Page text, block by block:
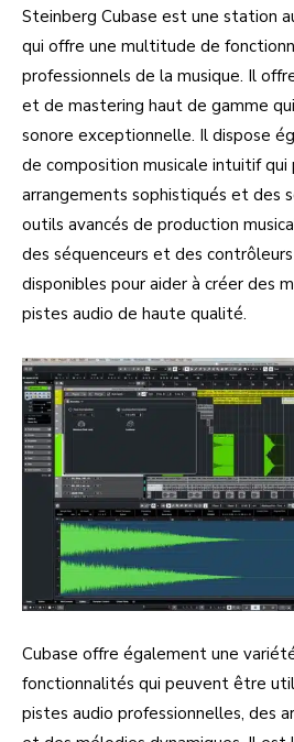
Steinberg Cubase est une station
qui offre une multitude de
professionnels de la musique. Il
et de mastering haut de gamme
sonore exceptionnelle. Il dispose
de composition musicale intuitif
arrangements sophistiqués et des
outils avancés de production
des séquenceurs et des
disponibles pour aider à créer des
pistes audio de haute qualité.
Cubase offre également une
fonctionnalités qui peuvent être
pistes audio professionnelles, des